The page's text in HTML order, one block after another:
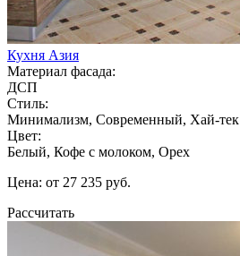
Кухня Азия
Материал фасада:
ДСП
Стиль:
Минимализм, Современный, Хай-тек
Цвет:
Белый, Кофе с молоком, Орех
Цена: от 27 235 руб.
Рассчитать